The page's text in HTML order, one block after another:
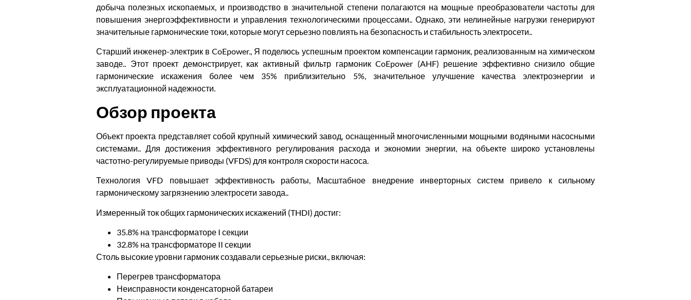
добыча полезных ископаемых, и производство в значительной степени полагаются на мощные преобразователи частоты для
повышения энергоэффективности и управления технологическими процессами.. Однако, эти нелинейные нагрузки генерируют
значительные гармонические токи, которые могут серьезно повлиять на безопасность и стабильность электросети..
Старший инженер-электрик в CoEpower., Я поделюсь успешным проектом компенсации гармоник, реализованным на химическом
заводе.. Этот проект демонстрирует, как активный фильтр гармоник CoEpower (AHF) решение эффективно снизило общие
гармонические искажения более чем 35% приблизительно 5%, значительное улучшение качества электроэнергии и
эксплуатационной надежности.
Обзор проекта
Объект проекта представляет собой крупный химический завод, оснащенный многочисленными мощными водяными насосными
системами.. Для достижения эффективного регулирования расхода и экономии энергии, на объекте широко установлены
частотно-регулируемые приводы (VFDS) для контроля скорости насоса.
Технология VFD повышает эффективность работы, Масштабное внедрение инверторных систем привело к сильному
гармоническому загрязнению электросети завода..
Измеренный ток общих гармонических искажений (THDI) достиг:
35.8% на трансформаторе I секции
32.8% на трансформаторе II секции
Столь высокие уровни гармоник создавали серьезные риски., включая:
Перегрев трансформатора
Неисправности конденсаторной батареи